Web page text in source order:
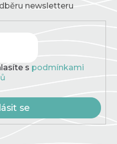
newsletteru
s podmínkami
se